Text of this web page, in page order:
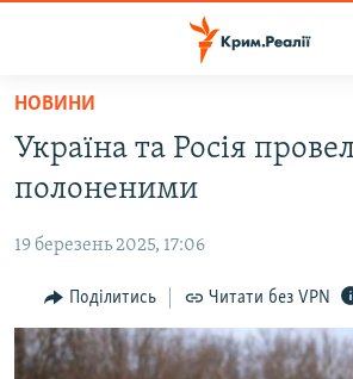
Перейти
основного
матеріалу
до
навігації
Перейти
ВОДА.КРИМ
ПОЛІТИКА
БЛОГИ
ПОГЛЯД
НОВИНИ
Україна та Росія
полоненими
19 березень 2025, 17:06
Поділитись Читати без VPN